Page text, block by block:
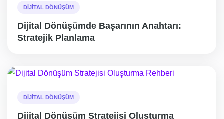
DIJITAL DÖNÜŞÜM
Dijital Dönüşümde Başarının Anahtarı:
Stratejik Planlama
DIJITAL DÖNÜŞÜM
Dijital Dönüşüm Stratejisi Oluşturma